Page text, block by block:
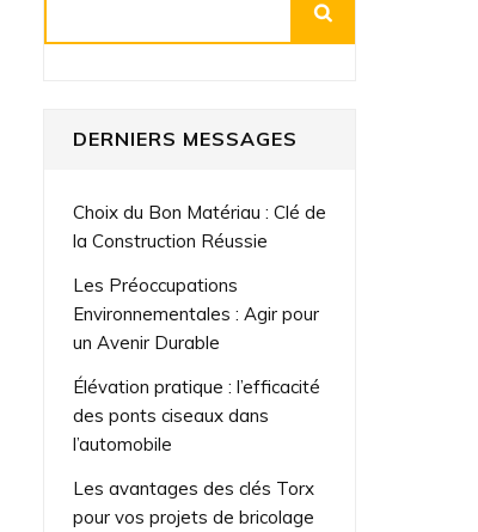
DERNIERS MESSAGES
Choix du Bon Matériau : Clé de
la Construction Réussie
Les Préoccupations
Environnementales : Agir pour
un Avenir Durable
Élévation pratique : l’efficacité
des ponts ciseaux dans
l’automobile
Les avantages des clés Torx
pour vos projets de bricolage